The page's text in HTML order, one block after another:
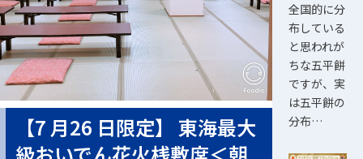
【7 月26 日限定】 東海最大
全国的に分
布している
と思われが
ちな五平餅
ですが、実
は五平餅の
分布…